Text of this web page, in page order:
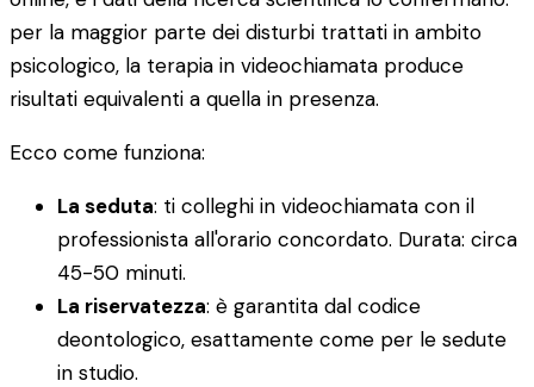
per la maggior parte dei disturbi trattati in ambito
psicologico, la terapia in videochiamata produce
risultati equivalenti a quella in presenza.
Ecco come funziona:
La seduta: ti colleghi in videochiamata con il
professionista all'orario concordato. Durata: circa
45-50 minuti.
La riservatezza: è garantita dal codice
deontologico, esattamente come per le sedute
in studio.